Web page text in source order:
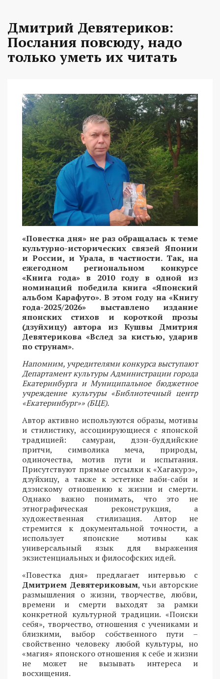
Дмитрий Девятериков:
Послания повсюду, надо
только уметь их читать
«Повестка дня» не раз обращалась к теме
культурно-исторических связей Японии
и России, и Урала, в частности. Так, на
ежегодном региональном конкурсе
«Книга года» в 2010 году в одной из
номинаций победила книга «Японский
альбом Карафуто». В этом году на «Книгу
года-2025/2026» выставлено издание
японских стихов и короткой прозы
(дзуйхицу) автора из Кушвы Дмитрия
Девятерикова «Вслед за кистью, ударив
по струнам».
Напомним, учредителями конкурса выступают
Департамент культуры Администрации города
Екатеринбурга и Муниципальное бюджетное
учреждение культуры «Библиотечный центр
«Екатеринбург»» (БЦЕ).
Автор активно используются образы, мотивы
и стилистику, ассоциирующиеся с японской
традицией: самураи, дзэн-буддийские
притчи, символика меча, природы,
одиночества, мотив пути и испытания.
Присутствуют прямые отсылки к «Хагакурэ»,
дзуйхицу, а также к эстетике ваби-саби и
дзэнскому отношению к жизни и смерти.
Однако важно понимать, что это не
этнографическая реконструкция, а
художественная стилизация. Автор не
стремится к документальной точности, а
использует японские мотивы как
универсальный язык для выражения
экзистенциальных и философских идей.
«Повестка дня» предлагает интервью с
Дмитрием Девятериковым, чьи авторские
размышления о жизни, творчестве, любви,
времени и смерти выходят за рамки
конкретной культурной традиции. «Поиски
себя», творчество, отношения с учениками и
близкими, выбор собственного пути –
свойственно человеку любой культуры, но
«магия» японского отношения к себе и жизни
не может не вызывать интереса и
восхищения.